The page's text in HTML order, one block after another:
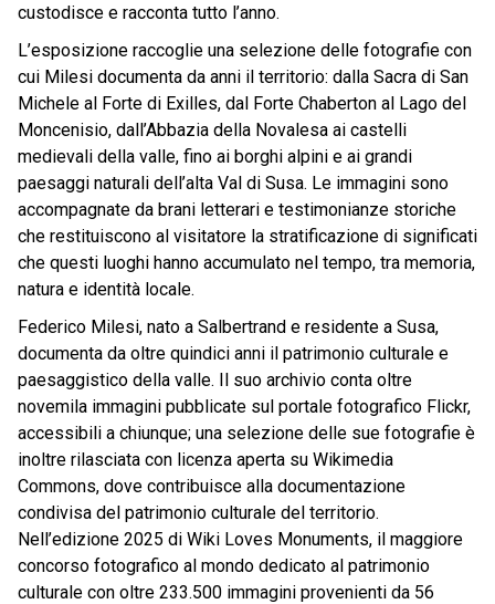
custodisce e racconta tutto l’anno.
L’esposizione raccoglie una selezione delle fotografie con
cui Milesi documenta da anni il territorio: dalla Sacra di San
Michele al Forte di Exilles, dal Forte Chaberton al Lago del
Moncenisio, dall’Abbazia della Novalesa ai castelli
medievali della valle, fino ai borghi alpini e ai grandi
paesaggi naturali dell’alta Val di Susa. Le immagini sono
accompagnate da brani letterari e testimonianze storiche
che restituiscono al visitatore la stratificazione di significati
che questi luoghi hanno accumulato nel tempo, tra memoria,
natura e identità locale.
Federico Milesi, nato a Salbertrand e residente a Susa,
documenta da oltre quindici anni il patrimonio culturale e
paesaggistico della valle. Il suo archivio conta oltre
novemila immagini pubblicate sul portale fotografico Flickr,
accessibili a chiunque; una selezione delle sue fotografie è
inoltre rilasciata con licenza aperta su Wikimedia
Commons, dove contribuisce alla documentazione
condivisa del patrimonio culturale del territorio.
Nell’edizione 2025 di Wiki Loves Monuments, il maggiore
concorso fotografico al mondo dedicato al patrimonio
culturale con oltre 233.500 immagini provenienti da 56